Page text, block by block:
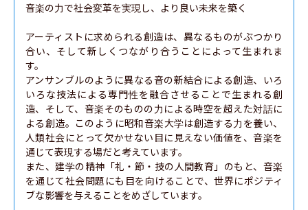
音楽の力で社会変革を実現し、より良い未来を築く
アーティストに求められる創造は、異なるものがぶつかり
合い、そして新しくつながり合うことによって生まれま
す。
アンサンブルのように異なる音の新結合による創造、いろ
いろな技法による専門性を融合させることで生まれる創
造、そして、音楽そのものの力による時空を超えた対話に
よる創造。このように昭和音楽大学は創造する力を養い、
人類社会にとって欠かせない目に見えない価値を、音楽を
通じて表現する場だと考えています。
また、建学の精神「礼・節・技の人間教育」のもと、音楽
を通じて社会問題にも目を向けることで、世界にポジティ
ブな影響を与えることをめざしています。